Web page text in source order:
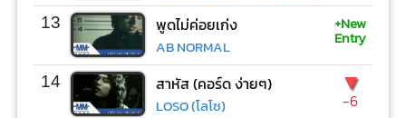
13 พูดไม่ค่อยเก่ง
AB NORMAL
+New
Entry
14 สาหัส (คอร์ด ง่ายๆ)
LOSO (โลโซ)
▼
-6